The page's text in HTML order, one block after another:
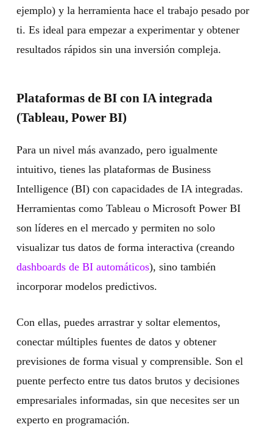
ejemplo) y la herramienta hace el trabajo pesado por
ti. Es ideal para empezar a experimentar y obtener
resultados rápidos sin una inversión compleja.
Plataformas de BI con IA integrada
(Tableau, Power BI)
Para un nivel más avanzado, pero igualmente
intuitivo, tienes las plataformas de Business
Intelligence (BI) con capacidades de IA integradas.
Herramientas como Tableau o Microsoft Power BI
son líderes en el mercado y permiten no solo
visualizar tus datos de forma interactiva (creando
dashboards de BI automáticos), sino también
incorporar modelos predictivos.
Con ellas, puedes arrastrar y soltar elementos,
conectar múltiples fuentes de datos y obtener
previsiones de forma visual y comprensible. Son el
puente perfecto entre tus datos brutos y decisiones
empresariales informadas, sin que necesites ser un
experto en programación.